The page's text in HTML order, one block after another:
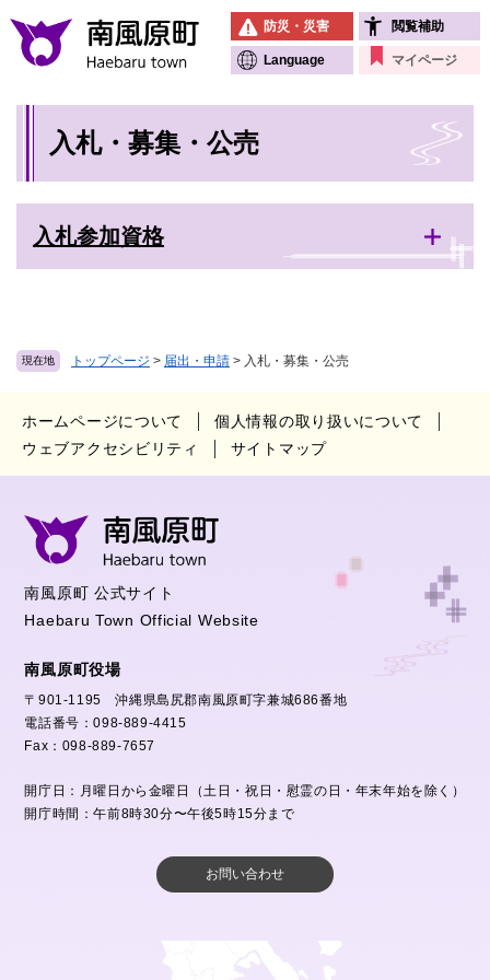
メニューを飛ばして本文へ
防災・災害 閲覧補助
Language マイページ
現在地 トップページ > 届出・申請 > 入札・募集・公売
入札・募集・公売
入札参加資格
ホームページについて
個人情報の取り扱いについて
ウェブアクセシビリティ
サイトマップ
南風原町 公式サイト
Haebaru Town Official Website
南風原町役場
〒901-1195 沖縄県島尻郡南風原町字兼城686番地
電話番号：098-889-4415
Fax：098-889-7657
開庁日：月曜日から金曜日（土日・祝日・慰霊の日・年末年始を除く）
開庁時間：午前8時30分〜午後5時15分まで
お問い合わせ